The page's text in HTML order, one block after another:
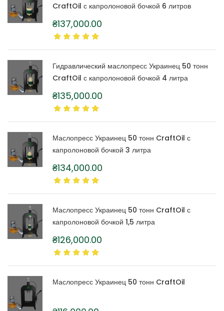
CraftOil с капролоновой бочкой 6 литров
₴137,000.00
Гидравлический маслопресс Украинец 50 тонн
CraftOil с капролоновой бочкой 4 литра
₴135,000.00
Маслопресс Украинец 50 тонн CraftOil с
капролоновой бочкой 3 литра
₴134,000.00
Маслопресс Украинец 50 тонн CraftOil с
капролоновой бочкой 1,5 литра
₴126,000.00
Маслопресс Украинец 50 тонн CraftOil